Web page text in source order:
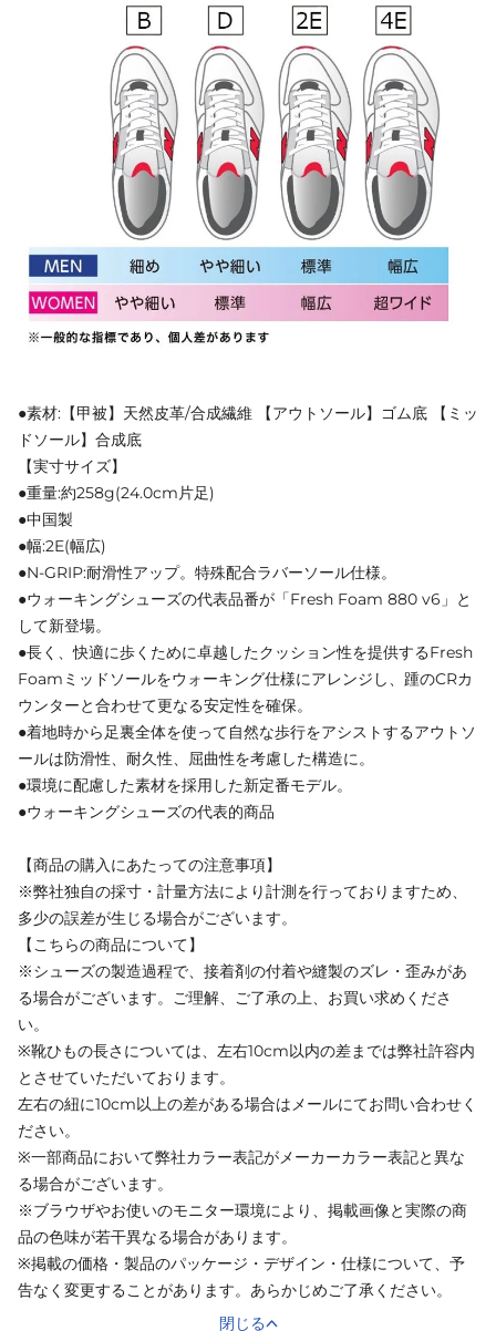
●素材:【甲被】天然皮革/合成繊維 【アウトソール】ゴム底 【ミッ
ドソール】合成底
【実寸サイズ】
●重量:約258g(24.0cm片足)
●中国製
●幅:2E(幅広)
●N-GRIP:耐滑性アップ。特殊配合ラバーソール仕様。
●ウォーキングシューズの代表品番が「Fresh Foam 880 v6」と
して新登場。
●長く、快適に歩くために卓越したクッション性を提供するFresh
Foamミッドソールをウォーキング仕様にアレンジし、踵のCRカ
ウンターと合わせて更なる安定性を確保。
●着地時から足裏全体を使って自然な歩行をアシストするアウトソ
ールは防滑性、耐久性、屈曲性を考慮した構造に。
●環境に配慮した素材を採用した新定番モデル。
●ウォーキングシューズの代表的商品
【商品の購入にあたっての注意事項】
※弊社独自の採寸・計量方法により計測を行っておりますため、
多少の誤差が生じる場合がございます。
【こちらの商品について】
※シューズの製造過程で、接着剤の付着や縫製のズレ・歪みがあ
る場合がございます。ご理解、ご了承の上、お買い求めくださ
い。
※靴ひもの長さについては、左右10cm以内の差までは弊社許容内
とさせていただいております。
左右の紐に10cm以上の差がある場合はメールにてお問い合わせく
ださい。
※一部商品において弊社カラー表記がメーカーカラー表記と異な
る場合がございます。
※ブラウザやお使いのモニター環境により、掲載画像と実際の商
品の色味が若干異なる場合があります。
※掲載の価格・製品のパッケージ・デザイン・仕様について、予
告なく変更することがあります。あらかじめご了承ください。
閉じる